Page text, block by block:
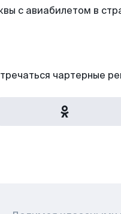
с авиабилетом в
чартерные